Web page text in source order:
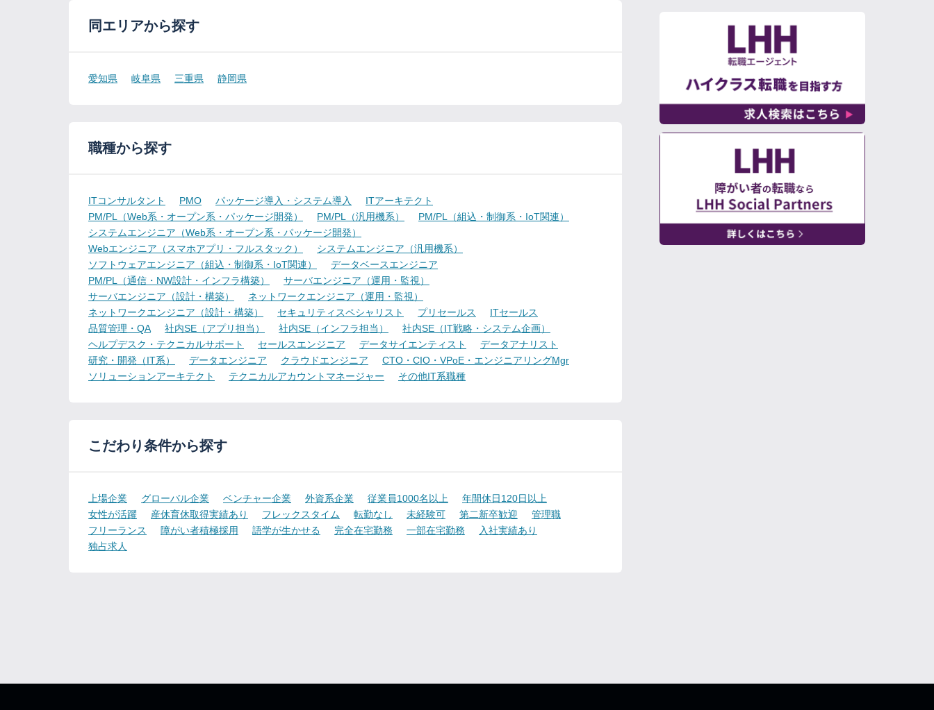
同エリアから探す
愛知県 岐阜県 三重県 静岡県
職種から探す
ITコンサルタント PMO パッケージ導入・システム導入
ITアーキテクト
PM/PL（Web系・オープン系・パッケージ開発）
PM/PL（汎用機系）
PM/PL（組込・制御系・IoT関連）
システムエンジニア（Web系・オープン系・パッケージ開発）
Webエンジニア（スマホアプリ・フルスタック）
システムエンジニア（汎用機系）
ソフトウェアエンジニア（組込・制御系・IoT関連）
データベースエンジニア
PM/PL（通信・NW設計・インフラ構築）
サーバエンジニア（運用・監視）
サーバエンジニア（設計・構築）
ネットワークエンジニア（運用・監視）
ネットワークエンジニア（設計・構築）
セキュリティスペシャリスト プリセールス
ITセールス
品質管理・QA
社内SE（アプリ担当） 社内SE（インフラ担当）
社内SE（IT戦略・システム企画）
ヘルプデスク・テクニカルサポート
セールスエンジニア データサイエンティスト
データアナリスト
研究・開発（IT系）
データエンジニア クラウドエンジニア
CTO・CIO・VPoE・エンジニアリングMgr
ソリューションアーキテクト
テクニカルアカウントマネージャー その他IT系職種
こだわり条件から探す
上場企業 グローバル企業 ベンチャー企業 外資系企業 従業員1000名以上
年間休日120日以上
女性が活躍
産休育休取得実績あり フレックスタイム 転勤なし 未経験可 第二新卒歓迎
管理職
フリーランス
障がい者積極採用 語学が生かせる 完全在宅勤務 一部在宅勤務
入社実績あり
独占求人